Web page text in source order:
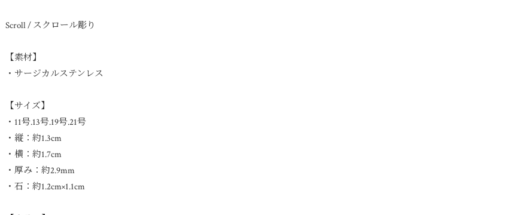
Scroll / スクロール彫り
【素材】
・サージカルステンレス
【サイズ】
・11号.13号.19号.21号
・縦：約1.3cm
・横：約1.7cm
・厚み：約2.9mm
・石：約1.2cm×1.1cm